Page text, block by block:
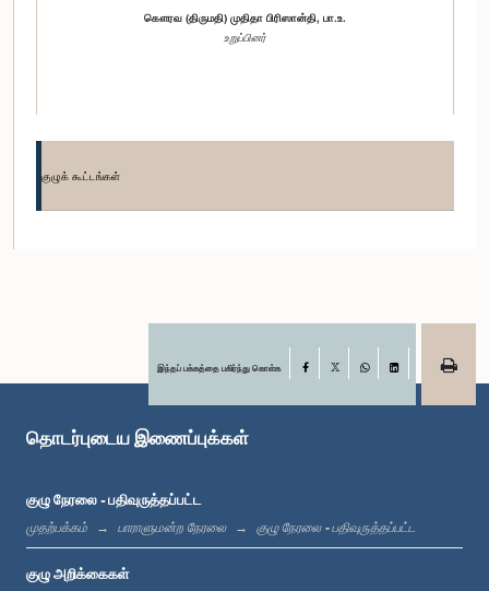
கௌரவ (திருமதி) முதிதா பிரிஸான்தி, பா.உ.
உறுப்பினர்
குழுக் கூட்டங்கள்
இந்தப் பக்கத்தை பகிர்ந்து கொள்க Facebook
LinkedIn
தொடர்புடைய இணைப்புக்கள்
குழு நேரலை - பதிவுருத்தப்பட்ட
முதற்பக்கம் பாராளுமன்ற நேரலை குழு நேரலை - பதிவுருத்தப்பட்ட
குழு அறிக்கைகள்